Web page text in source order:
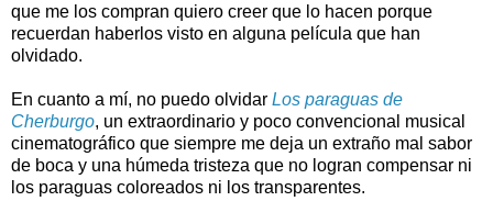
que me los compran quiero creer que lo hacen porque
recuerdan haberlos visto en alguna película que han
olvidado.
En cuanto a mí, no puedo olvidar Los paraguas de
Cherburgo, un extraordinario y poco convencional musical
cinematográfico que siempre me deja un extraño mal sabor
de boca y una húmeda tristeza que no logran compensar ni
los paraguas coloreados ni los transparentes.